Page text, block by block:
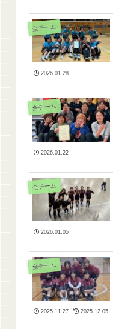
全チーム
2026.01.28
全チーム
2026.01.22
全チーム
2026.01.05
全チーム
2025.11.27 2025.12.05